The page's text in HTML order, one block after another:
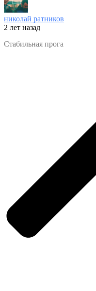
николай ратников
2 лет назад
Стабильная прога